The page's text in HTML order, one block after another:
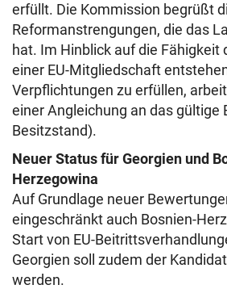
erfüllt. Die Kommission begrüßt
Reformanstrengungen, die das
hat. Im Hinblick auf die Fähigkeit
einer EU-Mitgliedschaft
Verpflichtungen zu erfüllen,
einer Angleichung an das gültige
Besitzstand).
Neuer Status für Georgien und
Herzegowina
Auf Grundlage neuer
eingeschränkt auch Bosnien-
Start von EU-
Georgien soll zudem der
werden.